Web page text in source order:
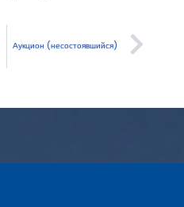
Аукцион (несостоявшийся)